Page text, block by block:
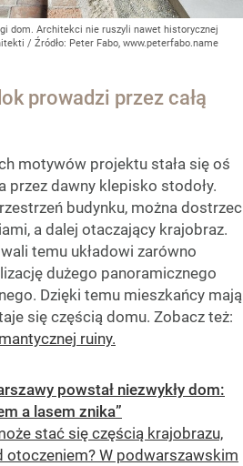
dom. Architekci nie ruszyli nawet historycznej
/ Źródło: Peter Fabo, www.peterfabo.name
prowadzi przez całą
motywów projektu stała się oś
przez dawny klepisko stodoły.
budynku, można dostrzec
a dalej otaczający krajobraz.
temu układowi zarówno
dużego panoramicznego
Dzięki temu mieszkańcy mają
się częścią domu. Zobacz też:
ruiny.
powstał niezwykły dom:
a lasem znika”
stać się częścią krajobrazu,
W podwarszawskim